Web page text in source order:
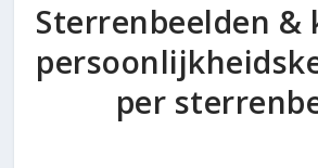
Sterrenbeelden &
per